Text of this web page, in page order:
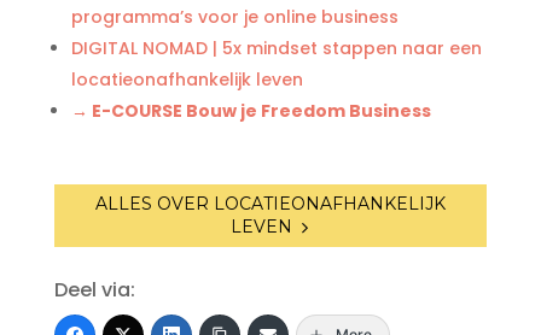
programma’s voor je online business
DIGITAL NOMAD | 5x mindset stappen naar een
locatieonafhankelijk leven
→ E-COURSE Bouw je Freedom Business
ALLES OVER LOCATIEONAFHANKELIJK
LEVEN
Deel via: